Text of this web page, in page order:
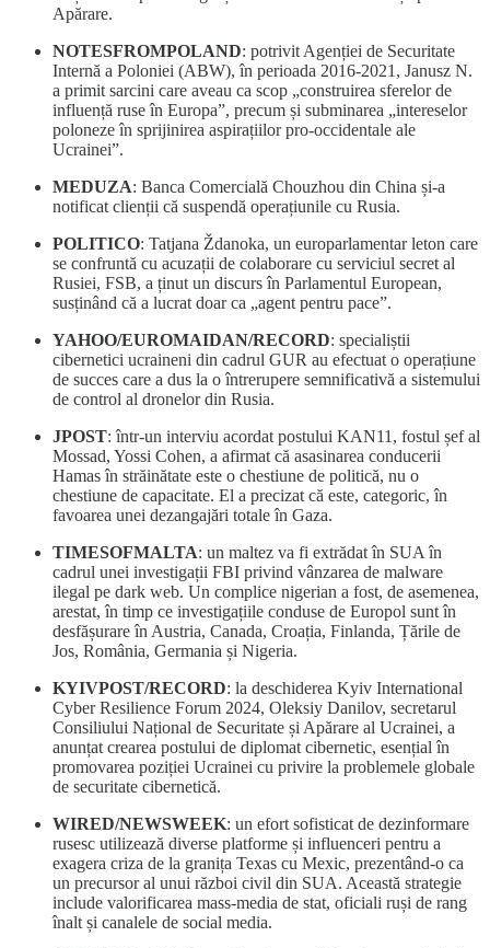
Apărare.
NOTESFROMPOLAND: potrivit Agenției de Securitate
Internă a Poloniei (ABW), în perioada 2016-2021, Janusz N.
a primit sarcini care aveau ca scop „construirea sferelor de
influență ruse în Europa”, precum și subminarea „intereselor
poloneze în sprijinirea aspirațiilor pro-occidentale ale
Ucrainei”.
MEDUZA: Banca Comercială Chouzhou din China și-a
notificat clienții că suspendă operațiunile cu Rusia.
POLITICO: Tatjana Ždanoka, un europarlamentar leton care
se confruntă cu acuzații de colaborare cu serviciul secret al
Rusiei, FSB, a ținut un discurs în Parlamentul European,
susținând că a lucrat doar ca „agent pentru pace”.
YAHOO/EUROMAIDAN/RECORD: specialiștii
cibernetici ucraineni din cadrul GUR au efectuat o operațiune
de succes care a dus la o întrerupere semnificativă a sistemului
de control al dronelor din Rusia.
JPOST: într-un interviu acordat postului KAN11, fostul șef al
Mossad, Yossi Cohen, a afirmat că asasinarea conducerii
Hamas în străinătate este o chestiune de politică, nu o
chestiune de capacitate. El a precizat că este, categoric, în
favoarea unei dezangajări totale în Gaza.
TIMESOFMALTA: un maltez va fi extrădat în SUA în
cadrul unei investigații FBI privind vânzarea de malware
ilegal pe dark web. Un complice nigerian a fost, de asemenea,
arestat, în timp ce investigațiile conduse de Europol sunt în
desfășurare în Austria, Canada, Croația, Finlanda, Țările de
Jos, România, Germania și Nigeria.
KYIVPOST/RECORD: la deschiderea Kyiv International
Cyber Resilience Forum 2024, Oleksiy Danilov, secretarul
Consiliului Național de Securitate și Apărare al Ucrainei, a
anunțat crearea postului de diplomat cibernetic, esențial în
promovarea poziției Ucrainei cu privire la problemele globale
de securitate cibernetică.
WIRED/NEWSWEEK: un efort sofisticat de dezinformare
rusesc utilizează diverse platforme și influenceri pentru a
exagera criza de la granița Texas cu Mexic, prezentând-o ca
un precursor al unui război civil din SUA. Această strategie
include valorificarea mass-media de stat, oficiali ruși de rang
înalt și canalele de social media.